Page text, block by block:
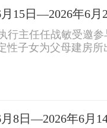
15日—2026年6月
行主任任战敏受邀
子女为父母建房所
8日—2026年6月